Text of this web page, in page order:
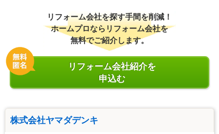
リフォーム会社を探す手間を削減！
ホームプロならリフォーム会社を
無料でご紹介します。
リフォーム会社紹介を
申込む
株式会社ヤマダデンキ